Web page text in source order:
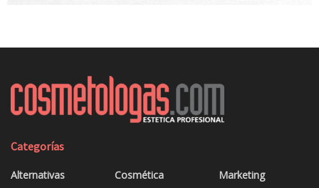
Categorías
Alternativas
Cosmética
Marketing